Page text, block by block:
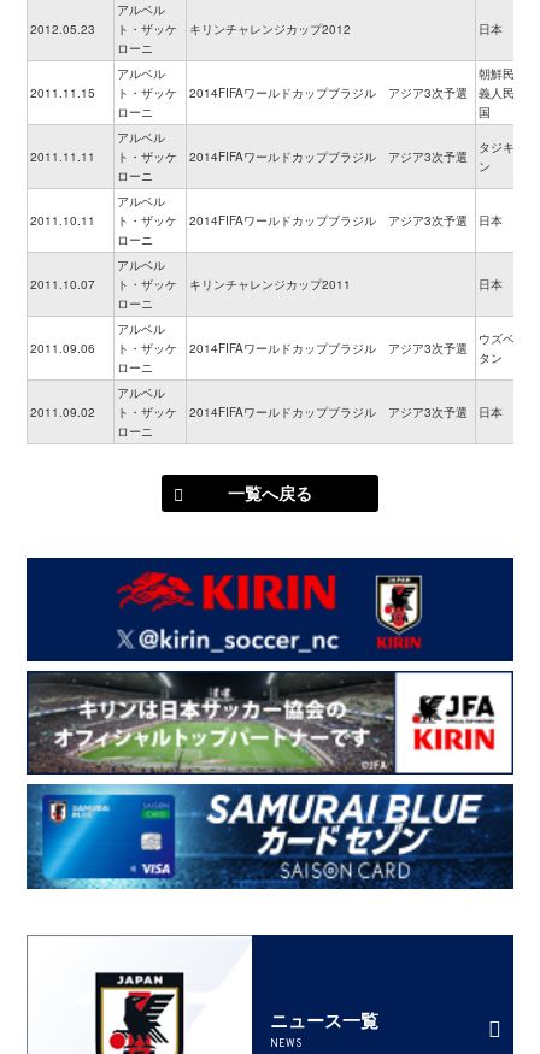
2012.05.23
アルベル
ト・ザッケ
ローニ
キリンチャレンジカップ2012 日本
2011.11.15
アルベル
ト・ザッケ
ローニ
2014FIFAワールドカップブラジル アジア3次予選
朝鮮民主主
義人民共和
国
2011.11.11
アルベル
ト・ザッケ
ローニ
2014FIFAワールドカップブラジル アジア3次予選
タジキスタ
ン
2011.10.11
アルベル
ト・ザッケ
ローニ
2014FIFAワールドカップブラジル アジア3次予選 日本
2011.10.07
アルベル
ト・ザッケ
ローニ
キリンチャレンジカップ2011 日本
2011.09.06
アルベル
ト・ザッケ
ローニ
2014FIFAワールドカップブラジル アジア3次予選
ウズベキス
タン
2011.09.02
アルベル
ト・ザッケ
ローニ
2014FIFAワールドカップブラジル アジア3次予選 日本
一覧へ戻る
ニュース一覧
NEWS